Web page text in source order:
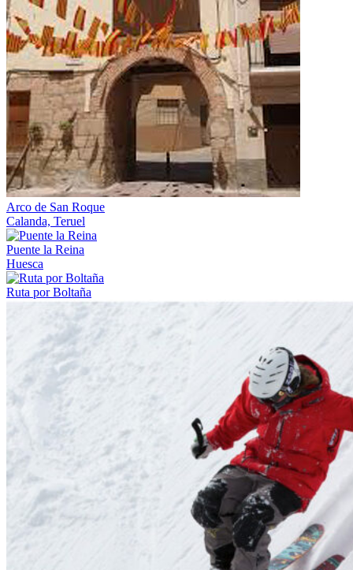
Arco de San Roque
Calanda, Teruel
Puente la Reina
Huesca
Ruta por Boltaña